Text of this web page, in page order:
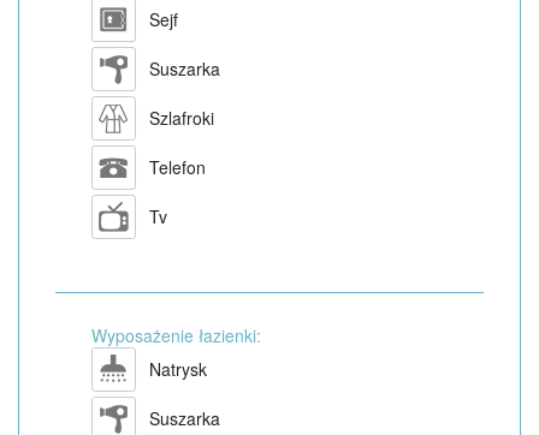
Sejf
Suszarka
Szlafroki
Telefon
Tv
Wyposażenie łazienki:
Natrysk
Suszarka